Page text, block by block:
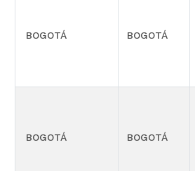
BOGOTÁ BOGOTÁ
BOGOTÁ BOGOTÁ